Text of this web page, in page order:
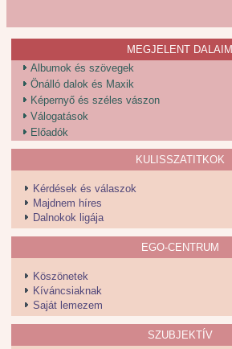
MEGJELENT DALAIM
Albumok és szövegek
Önálló dalok és Maxik
Képernyő és széles vászon
Válogatások
Előadók
KULISSZATITKOK
Kérdések és válaszok
Majdnem híres
Dalnokok ligája
EGO-CENTRUM
Köszönetek
Kíváncsiaknak
Saját lemezem
SZUBJEKTÍV